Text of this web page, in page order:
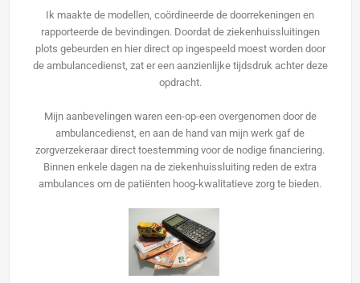
Ik maakte de modellen, coördineerde de doorrekeningen en
rapporteerde de bevindingen. Doordat de ziekenhuissluitingen
plots gebeurden en hier direct op ingespeeld moest worden door
de ambulancedienst, zat er een aanzienlijke tijdsdruk achter deze
opdracht.
Mijn aanbevelingen waren een-op-een overgenomen door de
ambulancedienst, en aan de hand van mijn werk gaf de
zorgverzekeraar direct toestemming voor de nodige financiering.
Binnen enkele dagen na de ziekenhuissluiting reden de extra
ambulances om de patiënten hoog-kwalitatieve zorg te bieden.